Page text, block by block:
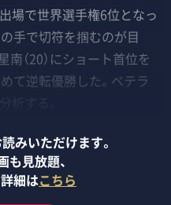
場で世界選手権6位となっ
の手で切符を掴むのが目
南（20）にショート首位を
て逆転優勝した。ベテラ
みいただけます。
も見放題、
細はこちら